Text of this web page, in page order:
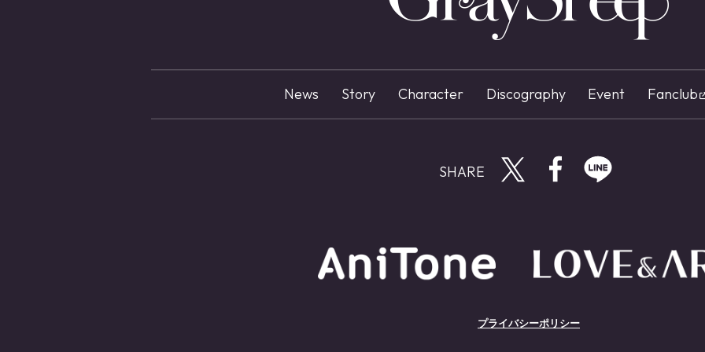
News Story Character Discography Event Fanclub
Twitterで共有する
Facebookで共有する
プライバシーポリシー